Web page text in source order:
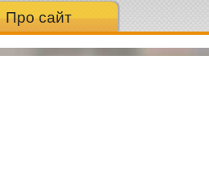
Про сайт